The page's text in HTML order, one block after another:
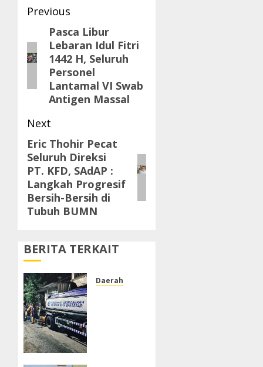
Post
navigation
Previous
Previous
post:
Pasca Libur
Lebaran Idul Fitri
1442 H, Seluruh
Personel
Lantamal VI Swab
Antigen Massal
Next
Next
post:
Eric Thohir Pecat
Seluruh Direksi
PT. KFD, SAdAP :
Langkah Progresif
Bersih-Bersih di
Tubuh BUMN
BERITA TERKAIT
Daerah